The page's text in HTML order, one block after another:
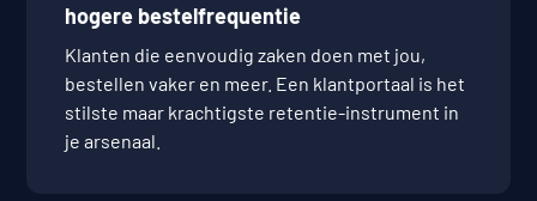
hogere bestelfrequentie
Klanten die eenvoudig zaken doen met jou,
bestellen vaker en meer. Een klantportaal is het
stilste maar krachtigste retentie-instrument in
je arsenaal.